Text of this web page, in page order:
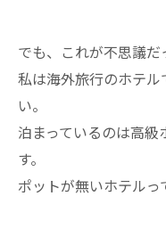
でも、これが不思議だ
私は海外旅行のホテ
い。
泊まっているのは高
す。
ポットが無いホテルっ